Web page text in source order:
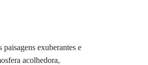
exuberantes e
acolhedora,